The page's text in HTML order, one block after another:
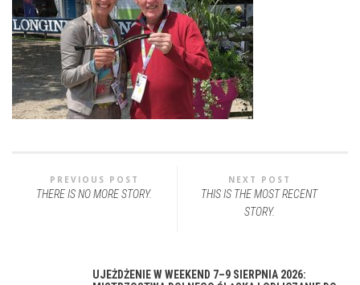
PREVIOUS POST
THERE IS NO MORE STORY.
NEXT POST
THIS IS THE MOST RECENT
STORY.
UJEŻDŻENIE W WEEKEND 7–9 SIERPNIA 2026: